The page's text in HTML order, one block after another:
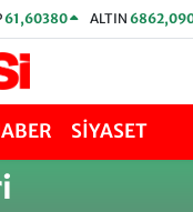
61,60380 ALTIN
SİYASET